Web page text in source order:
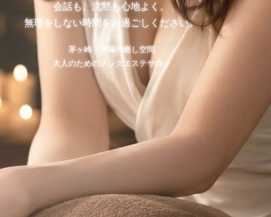
会話も、沈黙も心地よく。
無理をしない時間をお過ごしください。
茅ヶ崎・平塚の癒し空間
大人のためのメンズエステサロン